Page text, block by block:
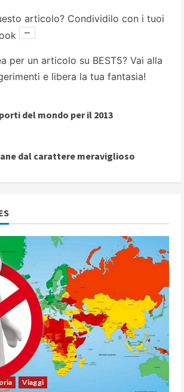
articolo? Condividilo con i tuoi
per un articolo su BEST5? Vai alla
e libera la tua fantasia!
del mondo per il 2013
dal carattere meraviglioso
Viaggi